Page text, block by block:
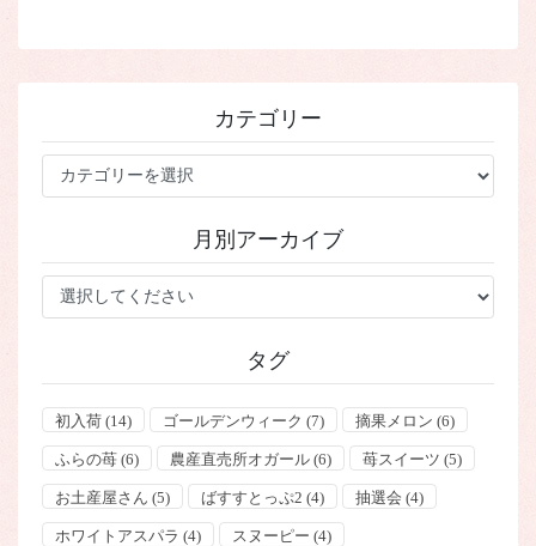
カテゴリー
ー
月別アーカイブ
タグ
初入荷(14) ゴールデンウィーク (7) 摘果メロン (6)
ふらの苺(6) 農産直売所オガール(6) 苺スイーツ (5)
お土産屋さん (5) ばすすとっぷ2 (4) 抽選会 (4)
ホワイトアスパラ (4) スヌーピー (4)